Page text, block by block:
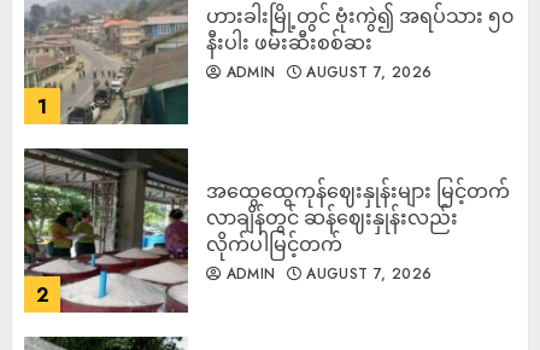
1
ဟားခါးမြို့တွင် ဗုံးကွဲ၍ အရပ်သား ၅၀
နီးပါး ဖမ်းဆီးစစ်ဆး
ADMIN AUGUST 7, 2026
2
အထွေထွေကုန်ဈေးနှုန်းများ မြင့်တက်
လာချိန်တွင် ဆန်ဈေးနှုန်းလည်း
လိုက်ပါမြင့်တက်
ADMIN AUGUST 7, 2026